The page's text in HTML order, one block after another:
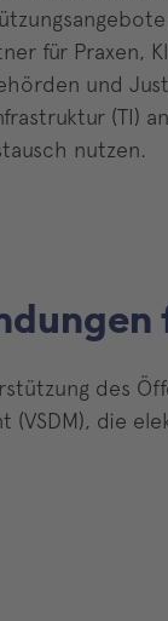
für Praxen,
und
(TI)
nutzen.
des
die